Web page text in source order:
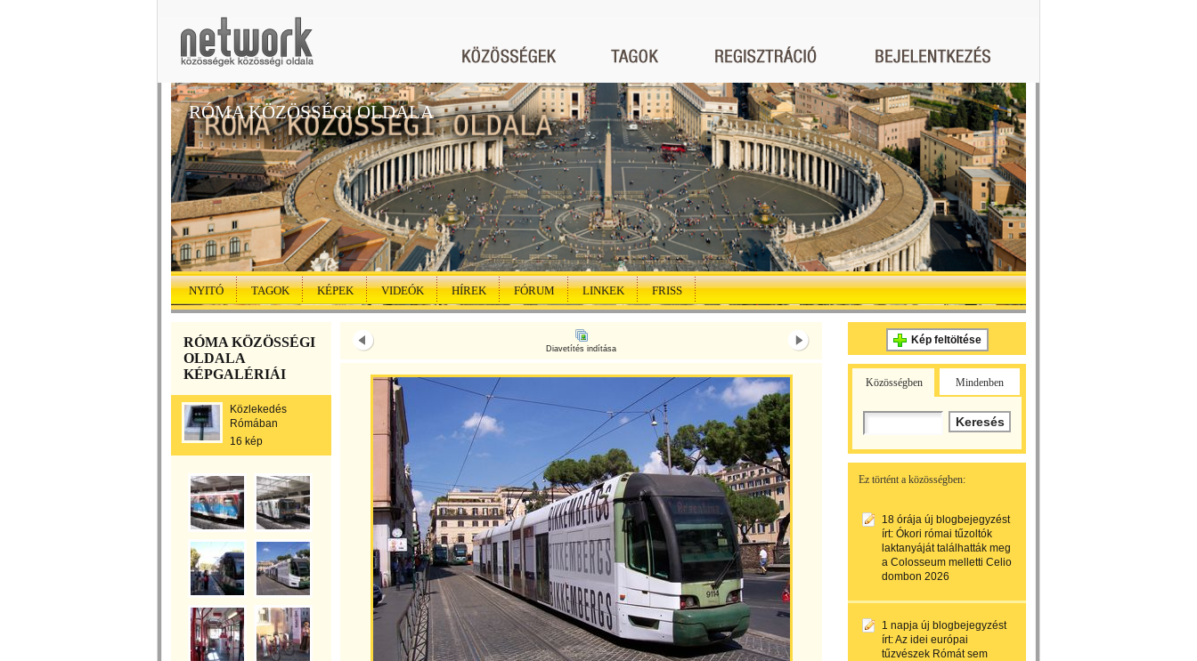
RÓMA KÖZÖSSÉGI OLDALA
NYITÓ TAGOK KÉPEK VIDEÓK HÍREK FÓRUM LINKEK FRISS
RÓMA KÖZÖSSÉGI
OLDALA
KÉPGALÉRIÁI
Közlekedés
Rómában
16 kép
Diavetítés indítása
Kép feltöltése
Közösségben Mindenben
Ez történt a közösségben:
18 órája új blogbejegyzést
írt: Ókori római tűzoltók
laktanyáját találhatták meg
a Colosseum melletti Celio
dombon 2026
1 napja új blogbejegyzést
írt:Az idei európai
tűzvészek Rómát sem